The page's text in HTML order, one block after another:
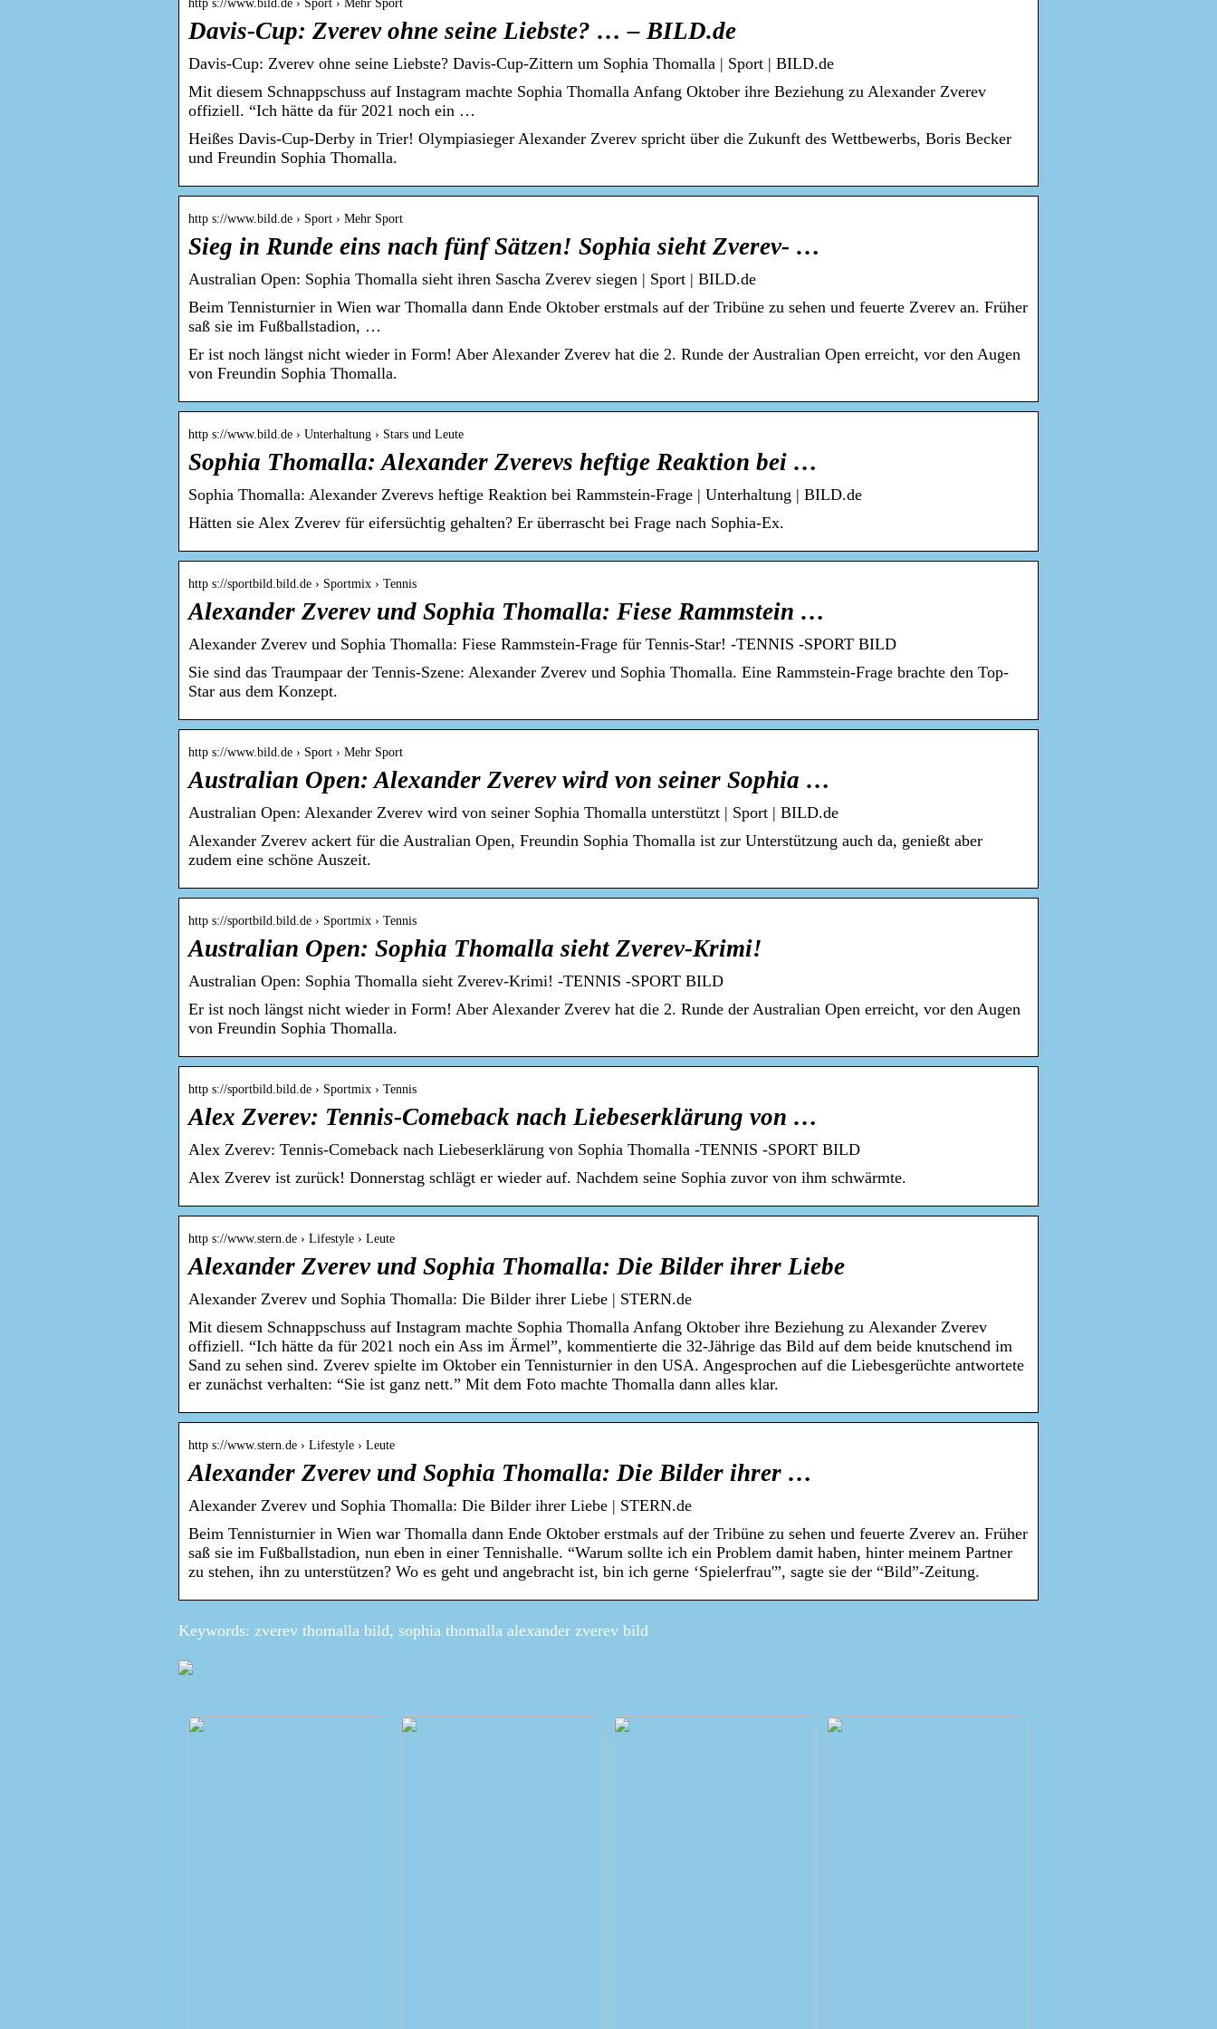
http s://www.bild.de › Sport › Mehr Sport
Davis-Cup: Zverev ohne seine Liebste? … – BILD.de
Davis-Cup: Zverev ohne seine Liebste? Davis-Cup-Zittern um Sophia Thomalla | Sport | BILD.de
Mit diesem Schnappschuss auf Instagram machte Sophia Thomalla Anfang Oktober ihre Beziehung zu Alexander Zverev
offiziell. “Ich hätte da für 2021 noch ein …
Heißes Davis-Cup-Derby in Trier! Olympiasieger Alexander Zverev spricht über die Zukunft des Wettbewerbs, Boris Becker
und Freundin Sophia Thomalla.
http s://www.bild.de › Sport › Mehr Sport
Sieg in Runde eins nach fünf Sätzen! Sophia sieht Zverev- …
Australian Open: Sophia Thomalla sieht ihren Sascha Zverev siegen | Sport | BILD.de
Beim Tennisturnier in Wien war Thomalla dann Ende Oktober erstmals auf der Tribüne zu sehen und feuerte Zverev an. Früher
saß sie im Fußballstadion, …
Er ist noch längst nicht wieder in Form! Aber Alexander Zverev hat die 2. Runde der Australian Open erreicht, vor den Augen
von Freundin Sophia Thomalla.
http s://www.bild.de › Unterhaltung › Stars und Leute
Sophia Thomalla: Alexander Zverevs heftige Reaktion bei …
Sophia Thomalla: Alexander Zverevs heftige Reaktion bei Rammstein-Frage | Unterhaltung | BILD.de
Hätten sie Alex Zverev für eifersüchtig gehalten? Er überrascht bei Frage nach Sophia-Ex.
http s://sportbild.bild.de › Sportmix › Tennis
Alexander Zverev und Sophia Thomalla: Fiese Rammstein …
Alexander Zverev und Sophia Thomalla: Fiese Rammstein-Frage für Tennis-Star! -TENNIS -SPORT BILD
Sie sind das Traumpaar der Tennis-Szene: Alexander Zverev und Sophia Thomalla. Eine Rammstein-Frage brachte den Top-
Star aus dem Konzept.
http s://www.bild.de › Sport › Mehr Sport
Australian Open: Alexander Zverev wird von seiner Sophia …
Australian Open: Alexander Zverev wird von seiner Sophia Thomalla unterstützt | Sport | BILD.de
Alexander Zverev ackert für die Australian Open, Freundin Sophia Thomalla ist zur Unterstützung auch da, genießt aber
zudem eine schöne Auszeit.
http s://sportbild.bild.de › Sportmix › Tennis
Australian Open: Sophia Thomalla sieht Zverev-Krimi!
Australian Open: Sophia Thomalla sieht Zverev-Krimi! -TENNIS -SPORT BILD
Er ist noch längst nicht wieder in Form! Aber Alexander Zverev hat die 2. Runde der Australian Open erreicht, vor den Augen
von Freundin Sophia Thomalla.
http s://sportbild.bild.de › Sportmix › Tennis
Alex Zverev: Tennis-Comeback nach Liebeserklärung von …
Alex Zverev: Tennis-Comeback nach Liebeserklärung von Sophia Thomalla -TENNIS -SPORT BILD
Alex Zverev ist zurück! Donnerstag schlägt er wieder auf. Nachdem seine Sophia zuvor von ihm schwärmte.
http s://www.stern.de › Lifestyle › Leute
Alexander Zverev und Sophia Thomalla: Die Bilder ihrer Liebe
Alexander Zverev und Sophia Thomalla: Die Bilder ihrer Liebe | STERN.de
Mit diesem Schnappschuss auf Instagram machte Sophia Thomalla Anfang Oktober ihre Beziehung zu Alexander Zverev
offiziell. “Ich hätte da für 2021 noch ein Ass im Ärmel”, kommentierte die 32-Jährige das Bild auf dem beide knutschend im
Sand zu sehen sind. Zverev spielte im Oktober ein Tennisturnier in den USA. Angesprochen auf die Liebesgerüchte antwortete
er zunächst verhalten: “Sie ist ganz nett.” Mit dem Foto machte Thomalla dann alles klar.
http s://www.stern.de › Lifestyle › Leute
Alexander Zverev und Sophia Thomalla: Die Bilder ihrer …
Alexander Zverev und Sophia Thomalla: Die Bilder ihrer Liebe | STERN.de
Beim Tennisturnier in Wien war Thomalla dann Ende Oktober erstmals auf der Tribüne zu sehen und feuerte Zverev an. Früher
saß sie im Fußballstadion, nun eben in einer Tennishalle. “Warum sollte ich ein Problem damit haben, hinter meinem Partner
zu stehen, ihn zu unterstützen? Wo es geht und angebracht ist, bin ich gerne ‘Spielerfrau'”, sagte sie der “Bild”-Zeitung.
Keywords: zverev thomalla bild, sophia thomalla alexander zverev bild